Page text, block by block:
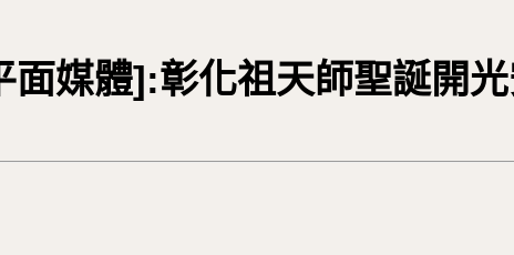
媒體]:彰化祖天師聖誕開